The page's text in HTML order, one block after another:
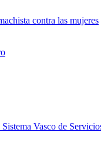
contra las mujeres
Vasco de